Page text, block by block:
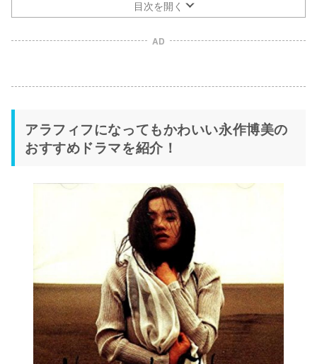
目次を開く
AD
アラフィフになってもかわいい永作博美の
おすすめドラマを紹介！